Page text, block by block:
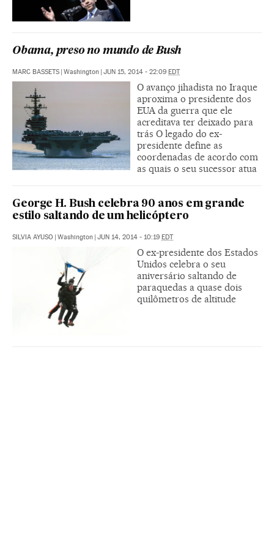
Obama, preso no mundo de Bush
MARC BASSETS | Washington | JUN 15, 2014 - 22:09 EDT
O avanço jihadista no Iraque
aproxima o presidente dos
EUA da guerra que ele
acreditava ter deixado para
trás O legado do ex-
presidente define as
coordenadas de acordo com
as quais o seu sucessor atua
George H. Bush celebra 90 anos em grande
estilo saltando de um helicóptero
SILVIA AYUSO | Washington | JUN 14, 2014 - 10:19 EDT
O ex-presidente dos Estados
Unidos celebra o seu
aniversário saltando de
paraquedas a quase dois
quilômetros de altitude